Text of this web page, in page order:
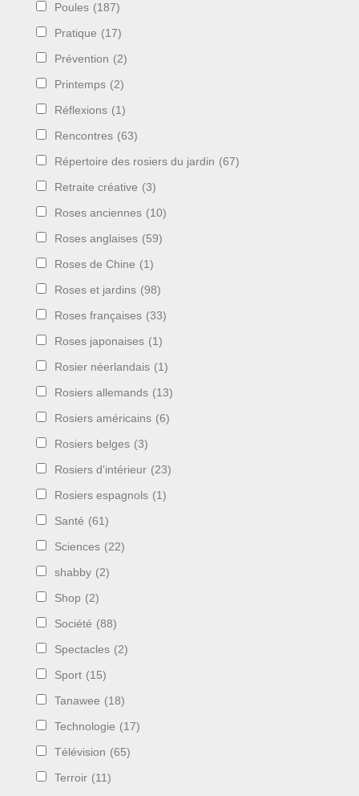
Poules (187)
Pratique (17)
Prévention (2)
Printemps (2)
Réflexions (1)
Rencontres (63)
Répertoire des rosiers du jardin (67)
Retraite créative (3)
Roses anciennes (10)
Roses anglaises (59)
Roses de Chine (1)
Roses et jardins (98)
Roses françaises (33)
Roses japonaises (1)
Rosier néerlandais (1)
Rosiers allemands (13)
Rosiers américains (6)
Rosiers belges (3)
Rosiers d'intérieur (23)
Rosiers espagnols (1)
Santé (61)
Sciences (22)
shabby (2)
Shop (2)
Société (88)
Spectacles (2)
Sport (15)
Tanawee (18)
Technologie (17)
Télévision (65)
Terroir (11)